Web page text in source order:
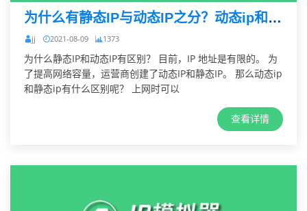
为什么有静态IP与动态IP之分？动态ip和静态ip的区
jj 2021-08-09 1373
为什么静态IP和动态IP有区别？ 目前，IP 地址是有限的。 为
了提高网络容量，运营商创建了动态IP和静态IP。 那么动态ip
和静态ip有什么区别呢？ 上网时可以
查看详情